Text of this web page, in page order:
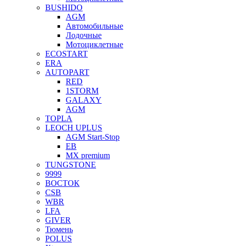
BUSHIDO
AGM
Автомобильные
Лодочные
Мотоциклетные
ECOSTART
ERA
AUTOPART
RED
1STORM
GALAXY
AGM
TOPLA
LEOCH UPLUS
AGM Start-Stop
EB
MX premium
TUNGSTONE
9999
ВОСТОК
CSB
WBR
LFA
GIVER
Тюмень
POLUS